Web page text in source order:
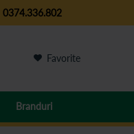
0374.336.802
Favorite
Branduri